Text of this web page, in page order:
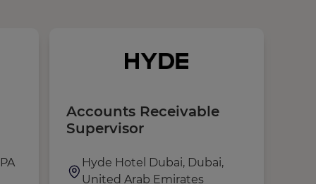
Accounts Receivable
Supervisor
Hyde Hotel Dubai, Dubai,
United Arab Emirates